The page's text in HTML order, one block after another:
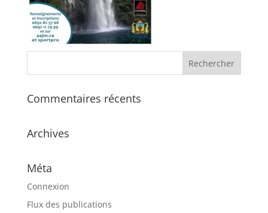
Commentaires récents
Archives
Méta
Connexion
Flux des publications